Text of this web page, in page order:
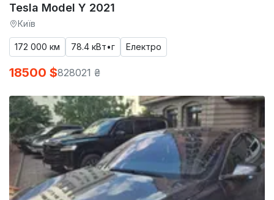
Tesla Model Y 2021
Київ
172 000 км 78.4 кВт•г Електро
18500 $828021 ₴